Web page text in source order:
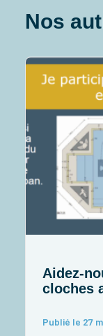
Nos
Aidez-
cloches
Publié le 27